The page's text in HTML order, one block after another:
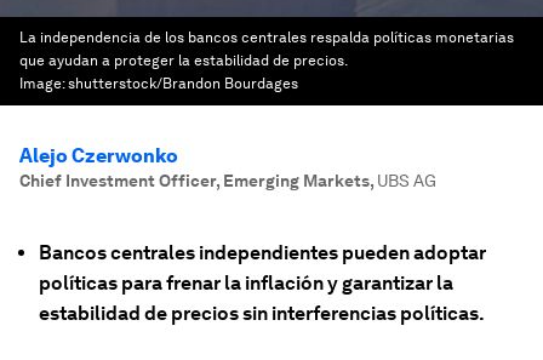
La independencia de los bancos centrales respalda políticas monetarias
que ayudan a proteger la estabilidad de precios.
Image:shutterstock/Brandon Bourdages
Alejo Czerwonko
Chief Investment Officer, Emerging Markets, UBS AG
Bancos centrales independientes pueden adoptar
políticas para frenar la inflación y garantizar la
estabilidad de precios sin interferencias políticas.